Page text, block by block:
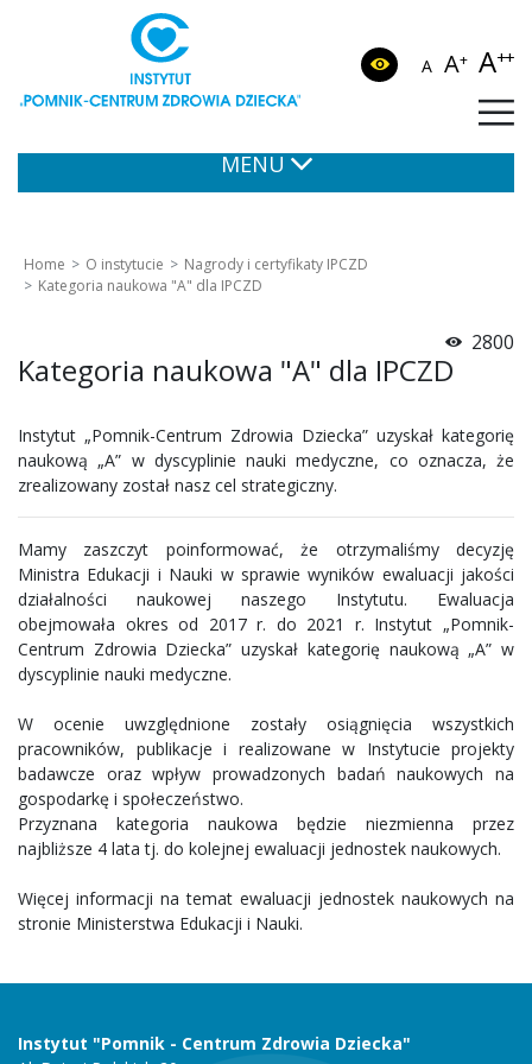
A A+ A++
MENU
Home O instytucie
Nagrody i certyfikaty IPCZD
Kategoria naukowa "A" dla IPCZD
2800
Kategoria naukowa "A" dla IPCZD
Instytut „Pomnik-Centrum Zdrowia Dziecka” uzyskał kategorię
naukową „A” w dyscyplinie nauki medyczne, co oznacza, że
zrealizowany został nasz cel strategiczny.
Mamy zaszczyt poinformować, że otrzymaliśmy decyzję
Ministra Edukacji i Nauki w sprawie wyników ewaluacji jakości
działalności naukowej naszego Instytutu. Ewaluacja
obejmowała okres od 2017 r. do 2021 r. Instytut „Pomnik-
Centrum Zdrowia Dziecka” uzyskał kategorię naukową „A” w
dyscyplinie nauki medyczne.
W ocenie uwzględnione zostały osiągnięcia wszystkich
pracowników, publikacje i realizowane w Instytucie projekty
badawcze oraz wpływ prowadzonych badań naukowych na
gospodarkę i społeczeństwo.
Przyznana kategoria naukowa będzie niezmienna przez
najbliższe 4 lata tj. do kolejnej ewaluacji jednostek naukowych.
Więcej informacji na temat ewaluacji jednostek naukowych na
stronie Ministerstwa Edukacji i Nauki.
Instytut "Pomnik - Centrum Zdrowia Dziecka"